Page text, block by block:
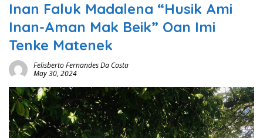
Inan Faluk Madalena “Husik Ami
Inan-Aman Mak Beik” Oan Imi
Tenke Matenek
Felisberto Fernandes Da Costa
May 30, 2024